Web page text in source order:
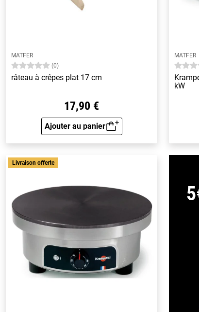
MATFER
(0)
râteau à crêpes plat 17 cm
17,90 €
Ajouter au panier
Aperçu rapide
MATFER
kW
Livraison offerte